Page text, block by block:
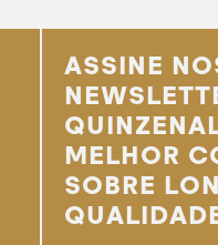
ASSINE
MELHOR
SOBRE